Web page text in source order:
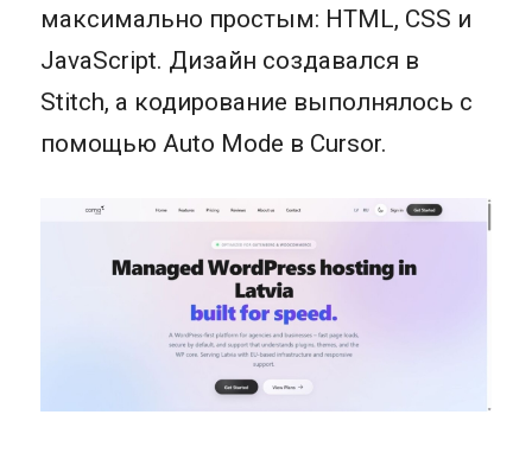
максимально простым: HTML, CSS и
JavaScript. Дизайн создавался в
Stitch, а кодирование выполнялось с
помощью Auto Mode в Cursor.